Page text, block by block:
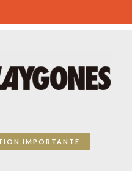
IMPORTANTE